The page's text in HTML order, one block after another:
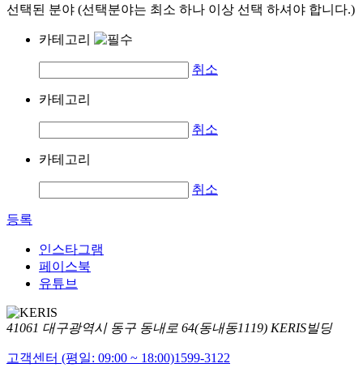
선택된 분야 (선택분야는 최소 하나 이상 선택 하셔야 합니다.)
카테고리
취소
카테고리
취소
카테고리
취소
등록
인스타그램
페이스북
유튜브
41061 대구광역시 동구 동내로 64(동내동1119) KERIS빌딩
고객센터 (평일: 09:00 ~ 18:00)1599-3122